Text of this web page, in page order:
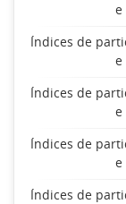
e
Índices de
e
Índices de
e
Índices de
e
Índices de